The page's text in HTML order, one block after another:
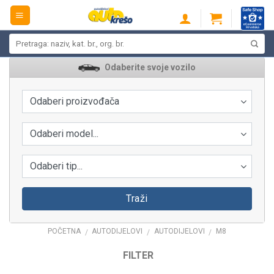
Skip
content
Odaberite svoje vozilo
Odaberi proizvođača
Odaberi model...
Odaberi tip...
Traži
POČETNA / AUTODIJELOVI / AUTODIJELOVI / M8
FILTER